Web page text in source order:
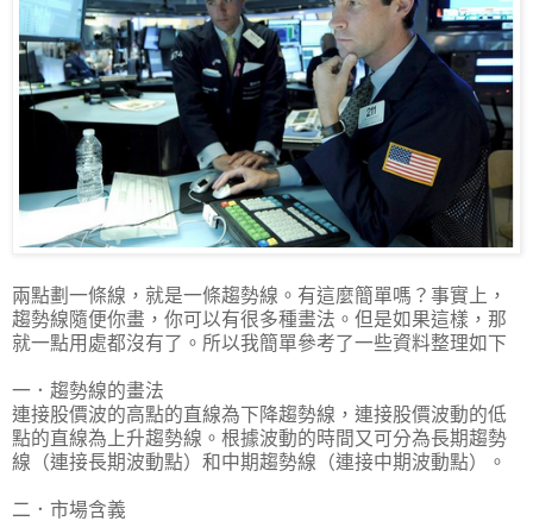
兩點劃一條線，就是一條趨勢線。有這麼簡單嗎？事實上，
趨勢線隨便你畫，你可以有很多種畫法。但是如果這樣，那
就一點用處都沒有了。所以我簡單參考了一些資料整理如下
一．趨勢線的畫法
連接股價波的高點的直線為下降趨勢線，連接股價波動的低
點的直線為上升趨勢線。根據波動的時間又可分為長期趨勢
線（連接長期波動點）和中期趨勢線（連接中期波動點）。
二．市場含義